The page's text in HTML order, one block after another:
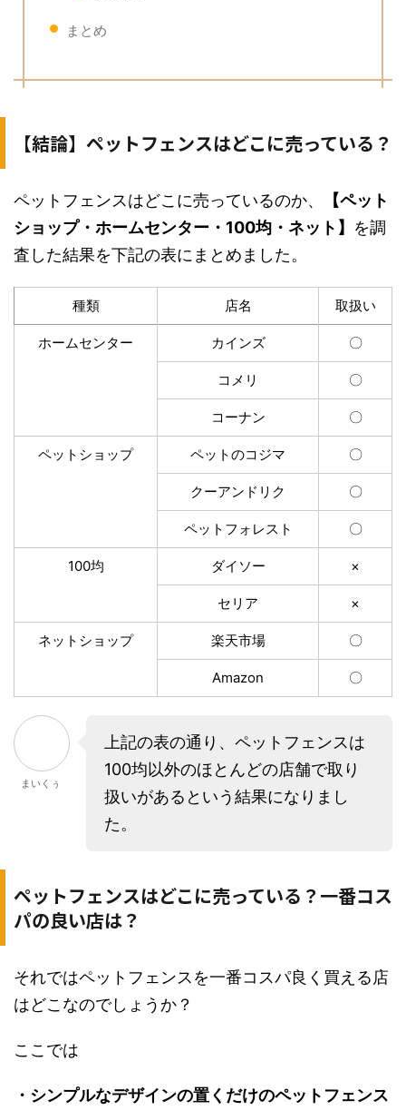
まとめ
【結論】ペットフェンスはどこに売っている？
ペットフェンスはどこに売っているのか、
【ペット
ショップ・ホームセンター・100均・ネット】 を調
査した結果を下記の表にまとめました。
種類 店名 取扱い
ホームセンター カインズ 〇
コメリ 〇
コーナン 〇
ペットショップ ペットのコジマ 〇
クーアンドリク 〇
ペットフォレスト 〇
100均 ダイソー ×
セリア ×
ネットショップ 楽天市場 〇
Amazon 〇
まいくぅ
上記の表の通り、ペットフェンスは
100均以外のほとんどの店舗で取り
扱いがあるという結果になりまし
た。
ペットフェンスはどこに売っている？一番コス
パの良い店は？
それではペットフェンスを一番コスパ良く買える店
はどこなのでしょうか？
ここでは
・シンプルなデザインの置くだけのペットフェンス